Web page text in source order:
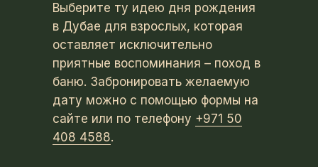
Выберите ту идею дня рождения
в Дубае для взрослых, которая
оставляет исключительно
приятные воспоминания – поход в
баню. Забронировать желаемую
дату можно с помощью формы на
сайте или по телефону +971 50
408 4588.